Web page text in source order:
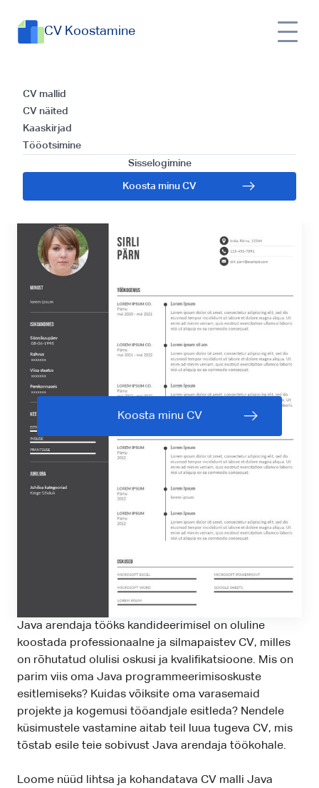
CV Koostamine
CV mallid
CV näited
Kaaskirjad
Tööotsimine
Sisselogimine
Koosta minu CV
Java Arendaja CV
Malli ja Kirjutamise
Juhend
Koosta minu CV
Java arendaja tööks kandideerimisel on oluline
koostada professionaalne ja silmapaistev CV, milles
on rõhutatud olulisi oskusi ja kvalifikatsioone. Mis on
parim viis oma Java programmeerimisoskuste
esitlemiseks? Kuidas võiksite oma varasemaid
projekte ja kogemusi tööandjale esitleda? Nendele
küsimustele vastamine aitab teil luua tugeva CV, mis
tõstab esile teie sobivust Java arendaja töökohale.
Loome nüüd lihtsa ja kohandatava CV malli Java